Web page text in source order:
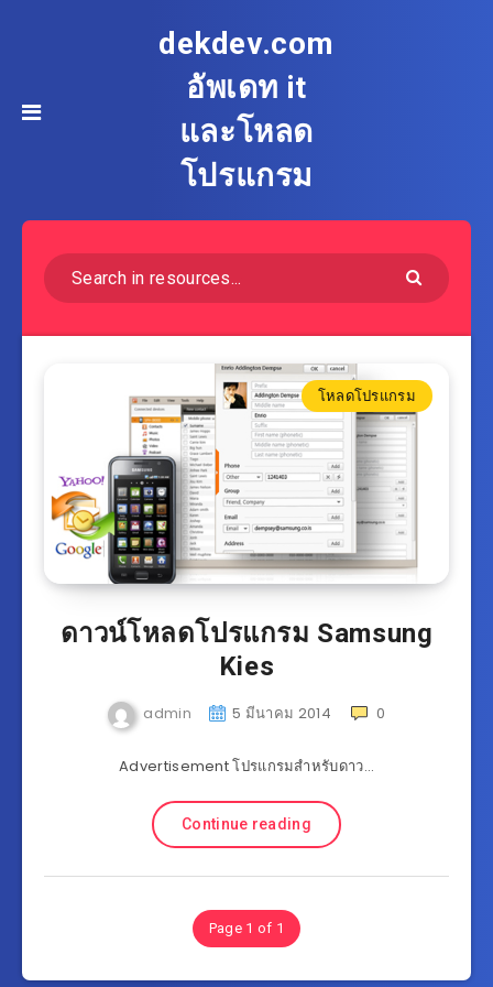
dekdev.com
อัพเดท it
และโหลด
โปรแกรม
โหลดโปรแกรม
ดาวน์โหลดโปรแกรม Samsung
Kies
admin 5 มีนาคม 2014 0
Advertisement โปรแกรมสำหรับดาว…
Continue reading
Page 1 of 1